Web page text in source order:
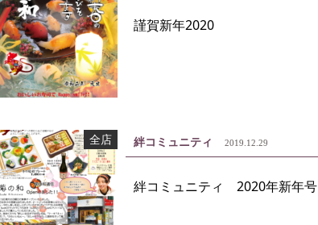
謹賀新年2020
全店 絆コミュニティ 2019.12.29
絆コミュニティ 2020年新年号